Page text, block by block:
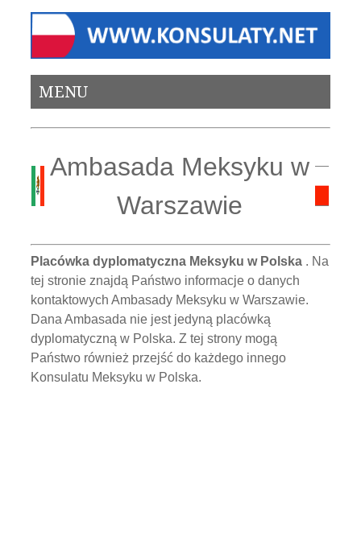
MENU
Ambasada Meksyku w
Warszawie
Placówka dyplomatyczna Meksyku w Polska . Na
tej stronie znajdą Państwo informacje o danych
kontaktowych Ambasady Meksyku w Warszawie.
Dana Ambasada nie jest jedyną placówką
dyplomatyczną w Polska. Z tej strony mogą
Państwo również przejść do każdego innego
Konsulatu Meksyku w Polska.